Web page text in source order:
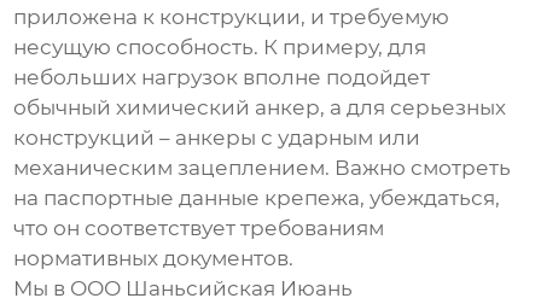
приложена к конструкции, и требуемую
несущую способность. К примеру, для
небольших нагрузок вполне подойдет
обычный химический анкер, а для серьезных
конструкций – анкеры с ударным или
механическим зацеплением. Важно смотреть
на паспортные данные крепежа, убеждаться,
что он соответствует требованиям
нормативных документов.
Мы в ООО Шаньсийская Июань